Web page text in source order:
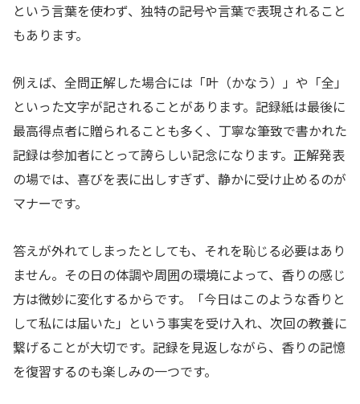
という言葉を使わず、独特の記号や言葉で表現されること
もあります。
例えば、全問正解した場合には「叶（かなう）」や「全」
といった文字が記されることがあります。記録紙は最後に
最高得点者に贈られることも多く、丁寧な筆致で書かれた
記録は参加者にとって誇らしい記念になります。正解発表
の場では、喜びを表に出しすぎず、静かに受け止めるのが
マナーです。
答えが外れてしまったとしても、それを恥じる必要はあり
ません。その日の体調や周囲の環境によって、香りの感じ
方は微妙に変化するからです。「今日はこのような香りと
して私には届いた」という事実を受け入れ、次回の教養に
繋げることが大切です。記録を見返しながら、香りの記憶
を復習するのも楽しみの一つです。